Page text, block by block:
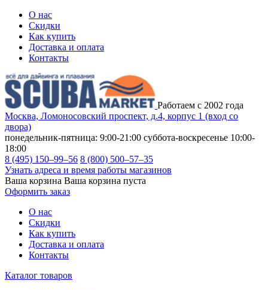
О нас
Скидки
Как купить
Доставка и оплата
Контакты
Работаем с 2002 года
Москва, Ломоносовский проспект, д.4, корпус 1 (вход со
двора)
понедельник-пятница: 9:00-21:00 суббота-воскресенье 10:00-
18:00
8 (495) 150–99–56 8 (800) 500–57–35
Узнать адреса и время работы магазинов
Ваша корзина Ваша корзина пуста
Оформить заказ
О нас
Скидки
Как купить
Доставка и оплата
Контакты
Каталог товаров